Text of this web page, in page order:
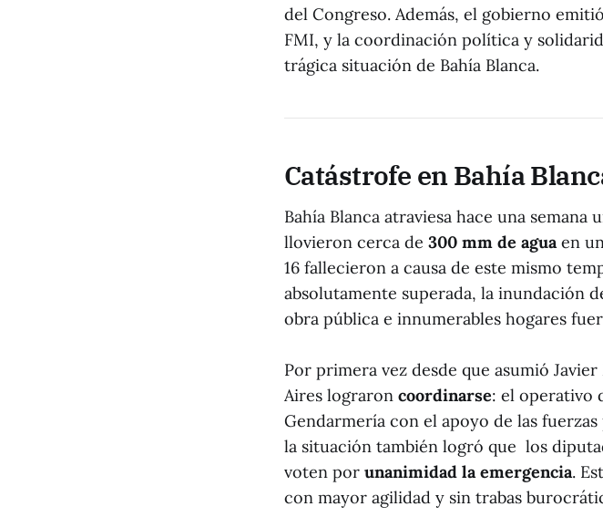
del Congreso. Además, el gobierno
FMI, y la coordinación política y
trágica situación de Bahía Blanca.
Catástrofe en Bahía
Bahía Blanca atraviesa hace una
llovieron cerca de 300 mm de agua en
16 fallecieron a causa de este mismo
absolutamente superada, la inundación
obra pública e innumerables hogares
Por primera vez desde que asumió
Aires lograron coordinarse: el operativo
Gendarmería con el apoyo de las
la situación también logró que los
voten por unanimidad la emergencia.
con mayor agilidad y sin trabas